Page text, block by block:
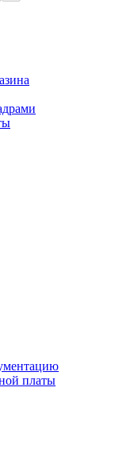
платы